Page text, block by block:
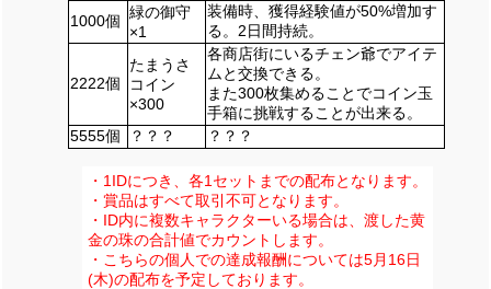
1000個 緑の御守
×1
装備時、獲得経験値が50%増加す
る。2日間持続。
2222個
たまうさ
コイン
×300
各商店街にいるチェン爺でアイテ
ムと交換できる。
また300枚集めることでコイン玉
手箱に挑戦することが出来る。
5555個
？？？ ？？？
・1IDにつき、各1セットまでの配布となります。
・賞品はすべて取引不可となります。
・ID内に複数キャラクターいる場合は、渡した黄
金の珠の合計値でカウントします。
・こちらの個人での達成報酬については5月16日
(木)の配布を予定しております。